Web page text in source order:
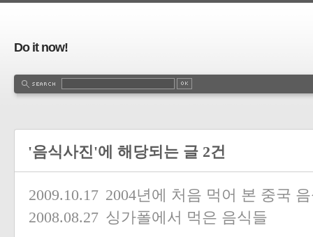
Do it now!
'음식사진'에 해당되는 글 2건
2009.10.17 2004년에 처음 먹어 본 중국
2008.08.27 싱가폴에서 먹은 음식들